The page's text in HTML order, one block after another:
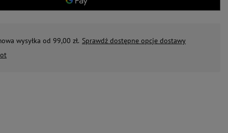
wysyłka od 99,00 zł. Sprawdź dostępne opcje dostawy